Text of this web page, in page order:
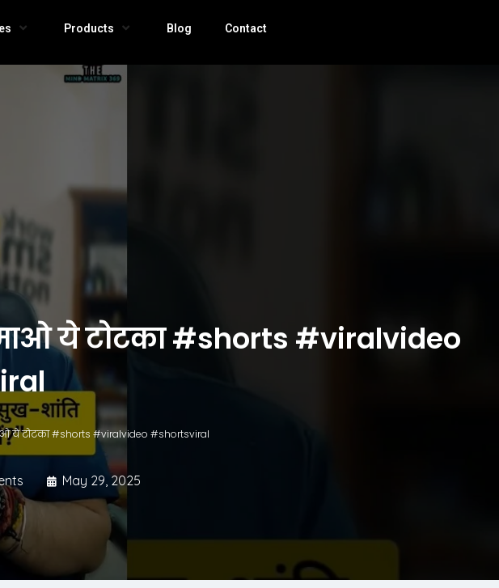
Products Blog Contact
ये टोटका #shorts #viralvideo
ये टोटका #shorts #viralvideo #shortsviral
May 29, 2025